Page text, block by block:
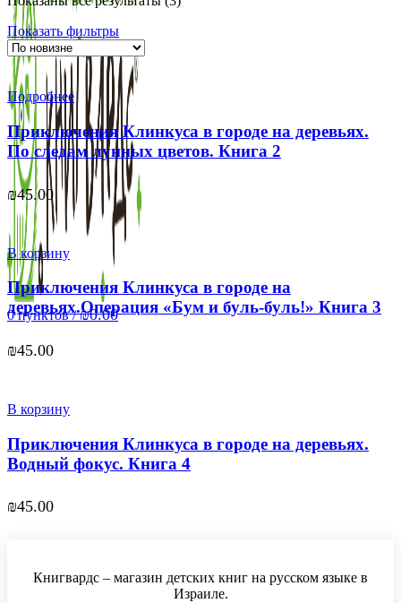
0пунктов / ₪0.00
Показать фильтры
Подробнее
Приключения Клинкуса в городе на деревьях.
По следам лунных цветов. Книга 2
₪45.00
В корзину
Приключения Клинкуса в городе на
деревьях.Операция «Бум и буль-буль!» Книга 3
₪45.00
В корзину
Приключения Клинкуса в городе на деревьях.
Водный фокус. Книга 4
₪45.00
Книгвардс – магазин детских книг на русском языке в
Израиле.